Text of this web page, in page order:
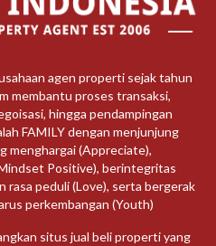
agen properti sejak tahun
membantu proses transaksi,
hingga pendampingan
FAMILY dengan menjunjung
menghargai (Appreciate),
Positive), berintegritas
peduli (Love), serta bergerak
perkembangan (Youth)
situs jual beli properti yang